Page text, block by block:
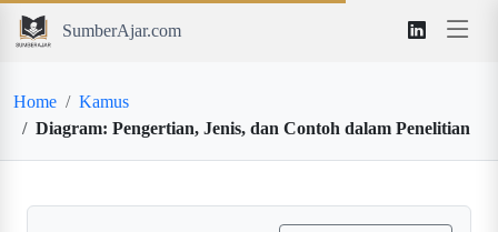
SumberAjar.com
Home
Kamus
Diagram: Pengertian, Jenis, dan Contoh dalam Penelitian